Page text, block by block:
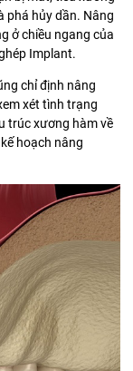
phá hủy dần. Nâng
ở chiều ngang của
Implant.
chỉ định nâng
xét tình trạng
trúc xương hàm về
hoạch nâng